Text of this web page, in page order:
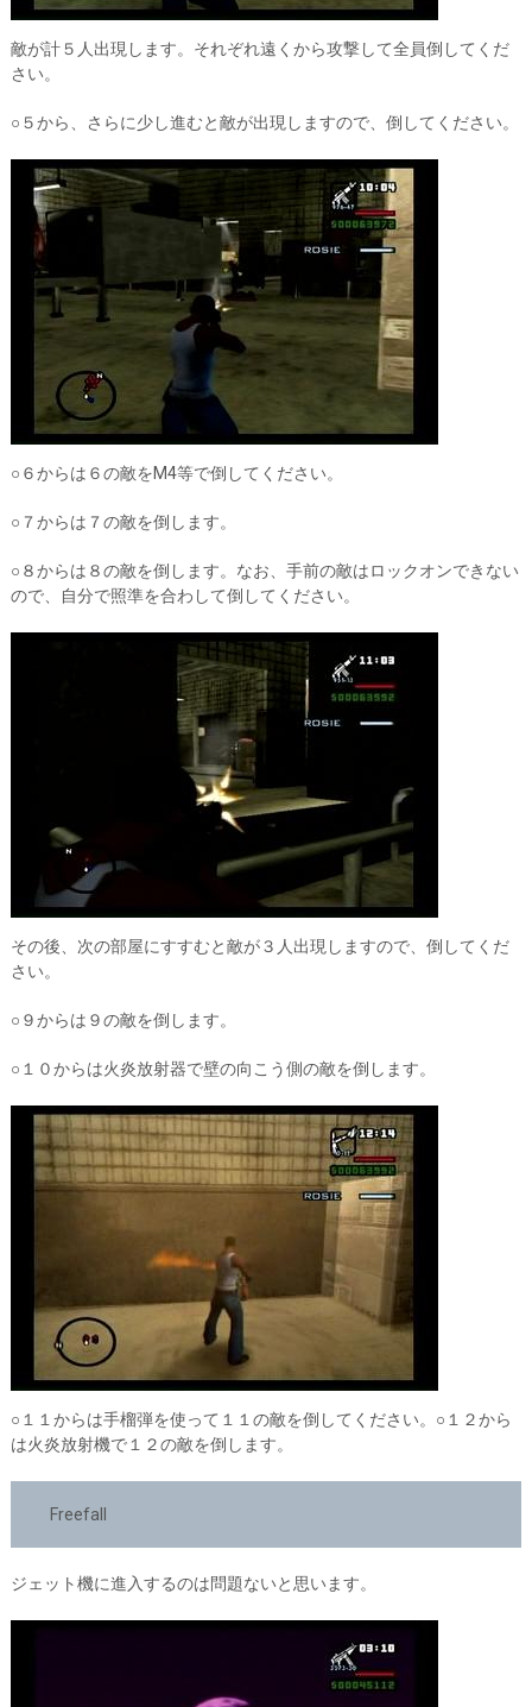
敵が計５人出現します。それぞれ遠くから攻撃して全員倒してくだ
さい。
○５から、さらに少し進むと敵が出現しますので、倒してください。
○６からは６の敵をM4等で倒してください。
○７からは７の敵を倒します。
○８からは８の敵を倒します。なお、手前の敵はロックオンできない
ので、自分で照準を合わして倒してください。
その後、次の部屋にすすむと敵が３人出現しますので、倒してくだ
さい。
○９からは９の敵を倒します。
○１０からは火炎放射器で壁の向こう側の敵を倒します。
○１１からは手榴弾を使って１１の敵を倒してください。○１２から
は火炎放射機で１２の敵を倒します。
Freefall
ジェット機に進入するのは問題ないと思います。